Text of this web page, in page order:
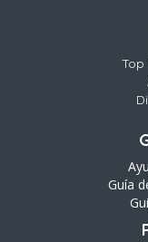
Top
Guía